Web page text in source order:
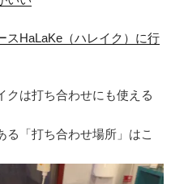
スHaLaKe（ハレイク）に行
クは打ち合わせにも使える
る「打ち合わせ場所」はこ